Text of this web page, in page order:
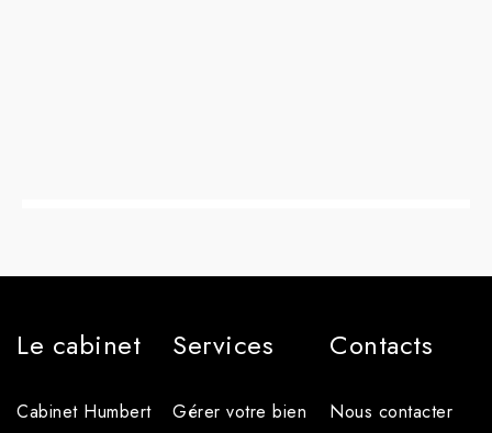
Le cabinet
Cabinet Humbert
Services
Gérer votre bien
Contacts
Nous contacter